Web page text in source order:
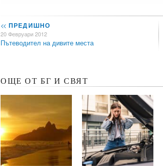
<< ПРЕДИШНО
20 Февруари 2012
Пътеводител на дивите места
ОЩЕ ОТ БГ И СВЯТ